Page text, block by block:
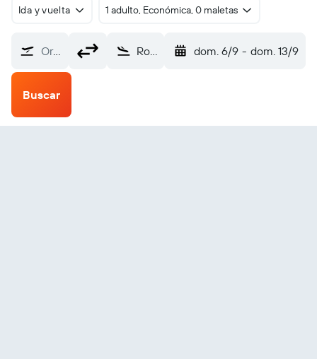
Ida y vuelta 1 adulto, Económica, 0 maletas
Origen Rochester (RST) dom. 6/9 - dom. 13/9
Buscar